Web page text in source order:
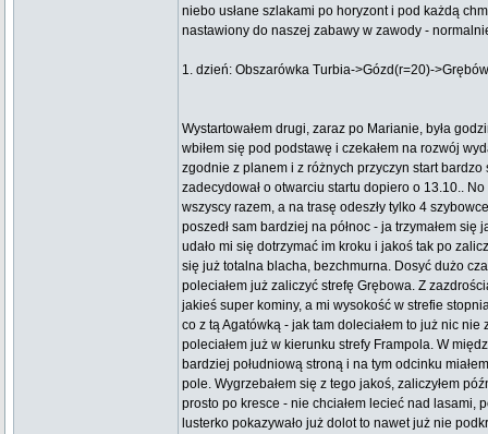
niebo usłane szlakami po horyzont i pod każdą
nastawiony do naszej zabawy w zawody -
1. dzień: Obszarówka Turbia->Gózd(r=20)-
Wystartowałem drugi, zaraz po Marianie, była
wbiłem się pod podstawę i czekałem na rozwój
zgodnie z planem i z różnych przyczyn start
zadecydował o otwarciu startu dopiero o 13.10..
wszyscy razem, a na trasę odeszły tylko 4
poszedł sam bardziej na północ - ja trzymałem
udało mi się dotrzymać im kroku i jakoś tak po
się już totalna blacha, bezchmurna. Dosyć dużo
poleciałem już zaliczyć strefę Grębowa. Z
jakieś super kominy, a mi wysokość w strefie
co z tą Agatówką - jak tam doleciałem to już nic
poleciałem już w kierunku strefy Frampola. W
bardziej południową stroną i na tym odcinku
pole. Wygrzebałem się z tego jakoś, zaliczyłem
prosto po kresce - nie chciałem lecieć nad lasami,
lusterko pokazywało już dolot to nawet już nie